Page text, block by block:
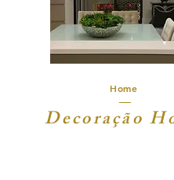
Home
Decoração